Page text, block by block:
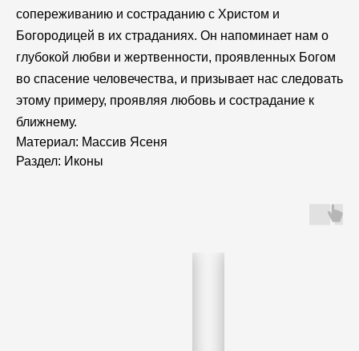
сопереживанию и состраданию с Христом и
Богородицей в их страданиях. Он напоминает нам о
глубокой любви и жертвенности, проявленных Богом
во спасение человечества, и призывает нас следовать
этому примеру, проявляя любовь и сострадание к
ближнему.
Материал: Массив Ясеня
Раздел: Иконы